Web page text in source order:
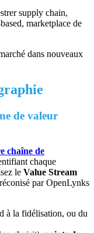
supply chain,
marketplace de
dans nouveaux
de valeur
chaîne de
chaque
le Value Stream
par OpenLynks
à la fidélisation, ou du